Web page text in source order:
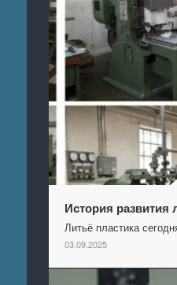
История развития
Литьё пластика
03.09.2025